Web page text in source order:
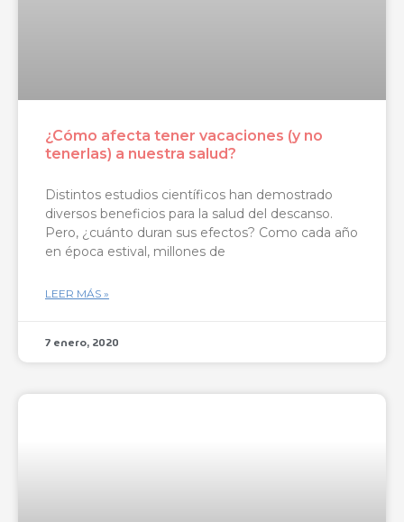
¿Cómo afecta tener vacaciones (y no
tenerlas) a nuestra salud?
Distintos estudios científicos han demostrado
diversos beneficios para la salud del descanso.
Pero, ¿cuánto duran sus efectos? Como cada año
en época estival, millones de
LEER MÁS »
7 enero, 2020